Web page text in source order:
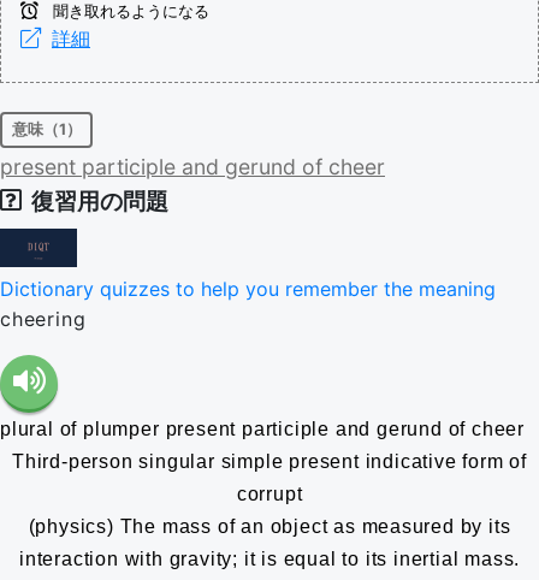
聞き取れるようになる
詳細
意味（1）
present participle and gerund of cheer
復習用の問題
Dictionary quizzes to help you remember the meaning
cheering
plural of plumper present participle and gerund of cheer
Third-person singular simple present indicative form of
corrupt
(physics) The mass of an object as measured by its
interaction with gravity; it is equal to its inertial mass.